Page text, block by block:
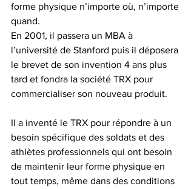
forme physique n’importe où, n’importe
quand.
En 2001, il passera un MBA à
l’université de Stanford puis il déposera
le brevet de son invention 4 ans plus
tard et fondra la société TRX pour
commercialiser son nouveau produit.
Il a inventé le TRX pour répondre à un
besoin spécifique des soldats et des
athlètes professionnels qui ont besoin
de maintenir leur forme physique en
tout temps, même dans des conditions